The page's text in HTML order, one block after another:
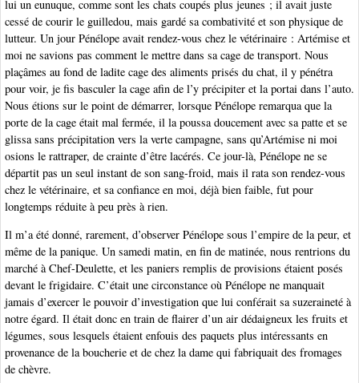
lui un eunuque, comme sont les chats coupés plus jeunes ; il avait juste
cessé de courir le guilledou, mais gardé sa combativité et son physique de
lutteur. Un jour Pénélope avait rendez-vous chez le vétérinaire : Artémise et
moi ne savions pas comment le mettre dans sa cage de transport. Nous
plaçâmes au fond de ladite cage des aliments prisés du chat, il y pénétra
pour voir, je fis basculer la cage afin de l’y précipiter et la portai dans l’auto.
Nous étions sur le point de démarrer, lorsque Pénélope remarqua que la
porte de la cage était mal fermée, il la poussa doucement avec sa patte et se
glissa sans précipitation vers la verte campagne, sans qu’Artémise ni moi
osions le rattraper, de crainte d’être lacérés. Ce jour-là, Pénélope ne se
départit pas un seul instant de son sang-froid, mais il rata son rendez-vous
chez le vétérinaire, et sa confiance en moi, déjà bien faible, fut pour
longtemps réduite à peu près à rien.
Il m’a été donné, rarement, d’observer Pénélope sous l’empire de la peur, et
même de la panique. Un samedi matin, en fin de matinée, nous rentrions du
marché à Chef-Deulette, et les paniers remplis de provisions étaient posés
devant le frigidaire. C’était une circonstance où Pénélope ne manquait
jamais d’exercer le pouvoir d’investigation que lui conférait sa suzeraineté à
notre égard. Il était donc en train de flairer d’un air dédaigneux les fruits et
légumes, sous lesquels étaient enfouis des paquets plus intéressants en
provenance de la boucherie et de chez la dame qui fabriquait des fromages
de chèvre.